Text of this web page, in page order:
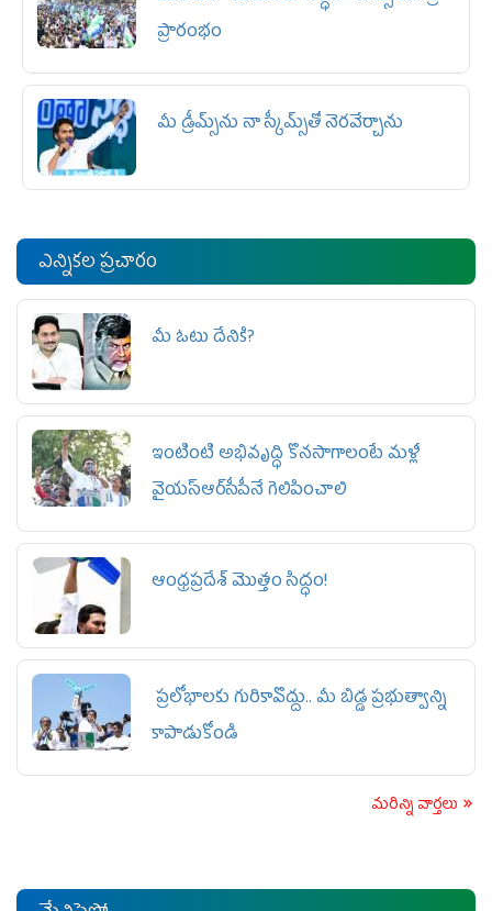
ప్రారంభం
మీ డ్రీమ్స్‌ను నా స్కీమ్స్‌తో నెరవేర్చాను
ఎన్నికల ప్రచారం
మీ ఓటు దేనికి?
ఇంటింటి అభివృద్ధి కొనసాగాలంటే మళ్లీ
వైయ‌స్ఆర్‌సీపీనే గెలిపించాలి
ఆంధ్రప్రదేశ్ మొత్తం సిద్ధం!
ప్రలోభాలకు గురికావొద్దు.. మీ బిడ్డ ప్రభుత్వాన్ని
కాపాడుకోండి
మరిన్ని వార్తలు